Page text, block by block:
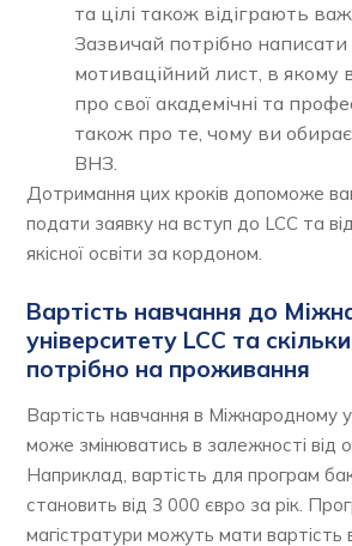
та цілі також відіграють
Зазвичай потрібно написати
мотиваційний лист, в якому
про свої академічні та
також про те, чому ви
ВНЗ.
Дотримання цих кроків допоможе
подати заявку на вступ до LCC та
якісної освіти за кордоном.
Вартість навчання до
університету LCC та
потрібно на проживання
Вартість навчання в Міжнародному
може змінюватись в залежності від
Наприклад, вартість для програм
становить від 3 000 євро за рік.
магістратури можуть мати вартість